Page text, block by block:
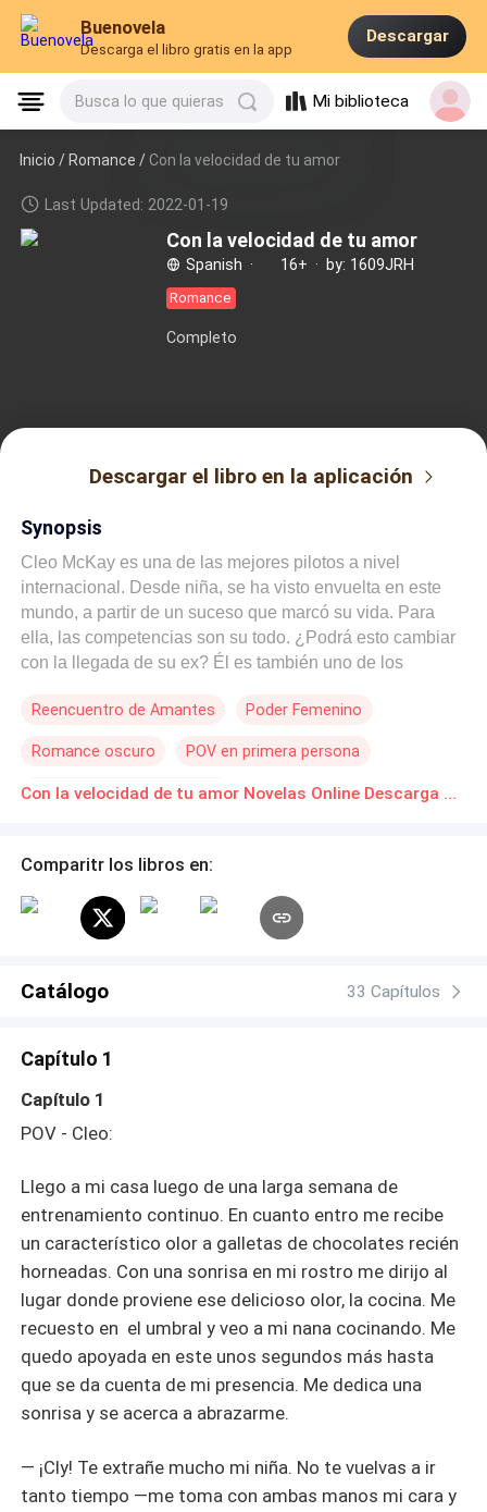
Buenovela
Descarga el libro gratis en la app
Descargar
Busca lo que quieras Mi biblioteca
Inicio /Romance / Con la velocidad de tu amor
Last Updated: 2022-01-19
Con la velocidad de tu amor
Spanish · 16+ · by: 1609JRH
Romance
Completo
Descargar el libro en la aplicación
Synopsis
Cleo McKay es una de las mejores pilotos a nivel
internacional. Desde niña, se ha visto envuelta en este
mundo, a partir de un suceso que marcó su vida. Para
ella, las competencias son su todo. ¿Podrá esto cambiar
con la llegada de su ex? Él es también uno de los
menos, por qué entró en esta vida. ¿Ella después de
competencia Un mundo lleno de extorsiones Un ¿amor
antiguo? ¿Logrará ella descubrir su pasado?
amor? ¿O desafiaran esto?
Reencuentro de Amantes Poder Femenino
Romance oscuro POV en primera persona
Desafío a las Expectativas Con la velocidad de tu amor Novelas Online Descarga gratuita de PDF
Comparitr los libros en:
Catálogo 33 Capítulos
Capítulo 1
Capítulo 1
POV - Cleo:
Llego a mi casa luego de una larga semana de
entrenamiento continuo. En cuanto entro me recibe
un característico olor a galletas de chocolates recién
horneadas. Con una sonrisa en mi rostro me dirijo al
lugar donde proviene ese delicioso olor, la cocina. Me
recuesto en el umbral y veo a mi nana cocinando. Me
quedo apoyada en este unos segundos más hasta
que se da cuenta de mi presencia. Me dedica una
sonrisa y se acerca a abrazarme.
— ¡Cly! Te extrañe mucho mi niña. No te vuelvas a ir
tanto tiempo —me toma con ambas manos mi cara y